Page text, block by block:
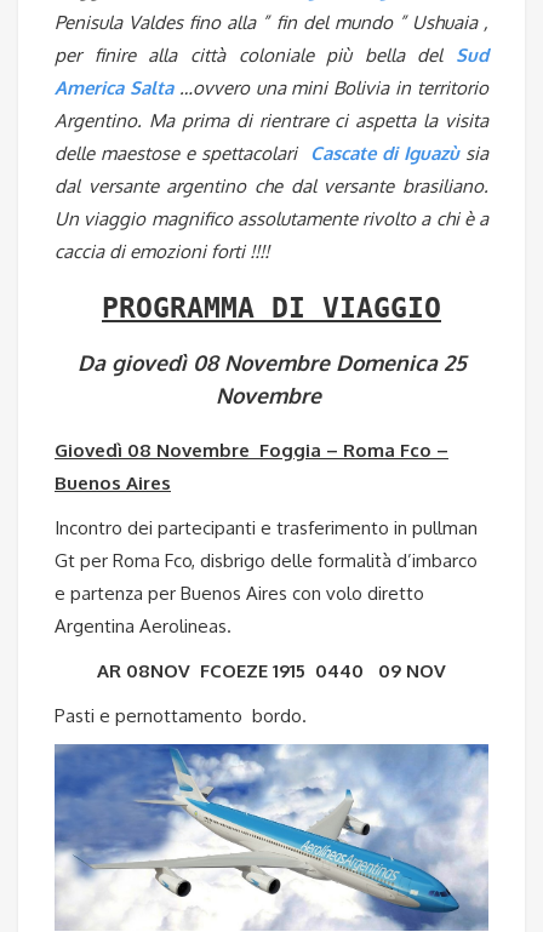
Penisula Valdes fino alla ” fin del mundo ” Ushuaia ,
per finire alla città coloniale più bella del Sud
America Salta…ovvero una mini Bolivia in territorio
Argentino. Ma prima di rientrare ci aspetta la visita
delle maestose e spettacolari Cascate di Iguazù sia
dal versante argentino che dal versante brasiliano.
Un viaggio magnifico assolutamente rivolto a chi è a
caccia di emozioni forti !!!!
PROGRAMMA DI VIAGGIO
Da giovedì 08 Novembre Domenica 25
Novembre
Giovedì 08 Novembre Foggia – Roma Fco –
Buenos Aires
Incontro dei partecipanti e trasferimento in pullman
Gt per Roma Fco, disbrigo delle formalità d’imbarco
e partenza per Buenos Aires con volo diretto
Argentina Aerolineas.
AR 08NOV FCOEZE 1915 0440 09 NOV
Pasti e pernottamento bordo.